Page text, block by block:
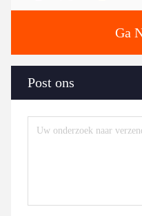
Ga
Post ons